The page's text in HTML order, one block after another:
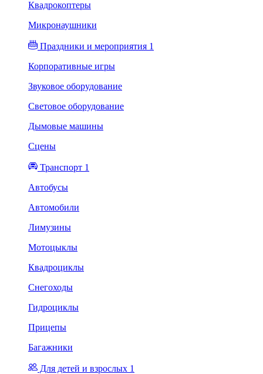
Квадрокоптеры
Микронаушники
Праздники и мероприятия 1
Корпоративные игры
Звуковое оборудование
Световое оборудование
Дымовые машины
Сцены
Транспорт 1
Автобусы
Автомобили
Лимузины
Мотоцыклы
Квадроциклы
Снегоходы
Гидроциклы
Прицепы
Багажники
Для детей и взрослых 1